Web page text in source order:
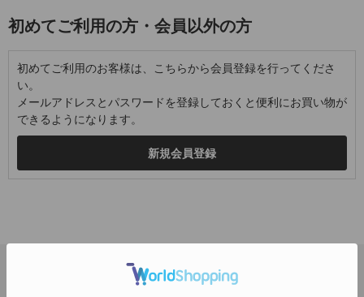
初めてご利用の方・会員以外の方
初めてご利用のお客様は、こちらから会員登録を行ってくださ
い。
メールアドレスとパスワードを登録しておくと便利にお買い物が
できるようになります。